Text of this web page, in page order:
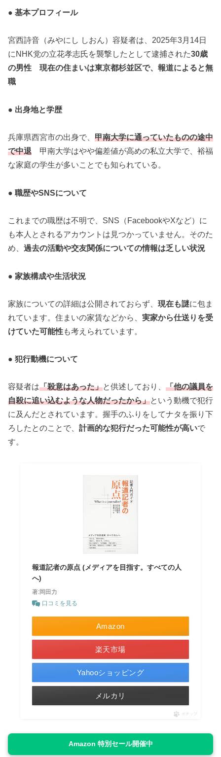
● 基本プロフィール
宮西詩音（みやにし しおん）容疑者は、2025年3月14日
にNHK党の立花孝志氏を襲撃したとして逮捕された30歳
の男性 現在の住まいは東京都杉並区で、報道によると無
職
● 出身地と学歴
兵庫県西宮市の出身で、 甲南大学に通っていたものの途中
で中退 甲南大学はやや偏差値が高めの私立大学で、裕福
な家庭の学生が多いことでも知られている。
● 職歴やSNSについて
これまでの職歴は不明で、SNS（FacebookやXなど）に
も本人とされるアカウントは見つかっていません。そのた
め、 過去の活動や交友関係についての情報は乏しい状況
● 家族構成や生活状況
家族についての詳細は公開されておらず、 現在も謎に包ま
れています。住まいの家賃などから、 実家から仕送りを受
けていた可能性も考えられています。
● 犯行動機について
容疑者は「殺意はあった」と供述しており、 「他の議員を
自殺に追い込むような人物だったから」という動機で犯行
に及んだとされています。握手のふりをしてナタを振り下
ろしたとのことで、 計画的な犯行だった可能性が高いで
す。
報道記者の原点 (メディアを目指す。すべての人
へ)
著:岡田力
口コミを見る
Amazon
楽天市場
Yahooショッピング
メルカリ
ポチップ
Amazon 特別セール開催中